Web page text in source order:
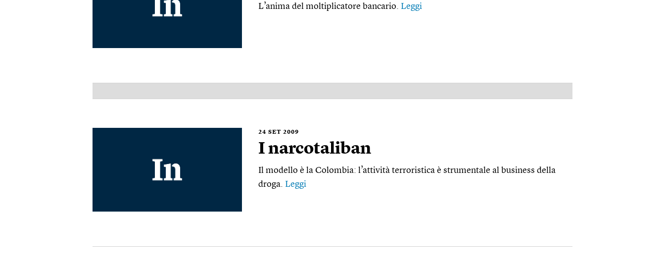
L’anima del moltiplicatore bancario. Leggi
24 SET 2009
I narcotaliban
Il modello è la Colombia: l’attività terroristica è strumentale al business della
droga. Leggi